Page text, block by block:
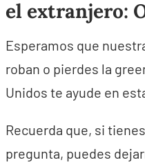
el extranjero:
Esperamos que
roban o pierdes la
Unidos te ayude en
Recuerda que, si
pregunta, puedes